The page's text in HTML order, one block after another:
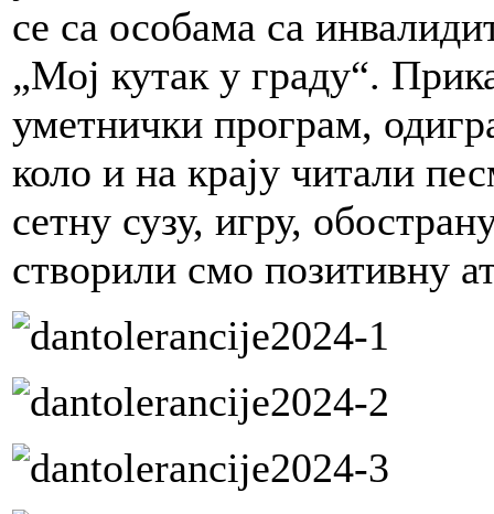
се са особама са
„Мој кутак у граду“.
уметнички програм,
коло и на крају читали
сетну сузу, игру,
створили смо позитивну